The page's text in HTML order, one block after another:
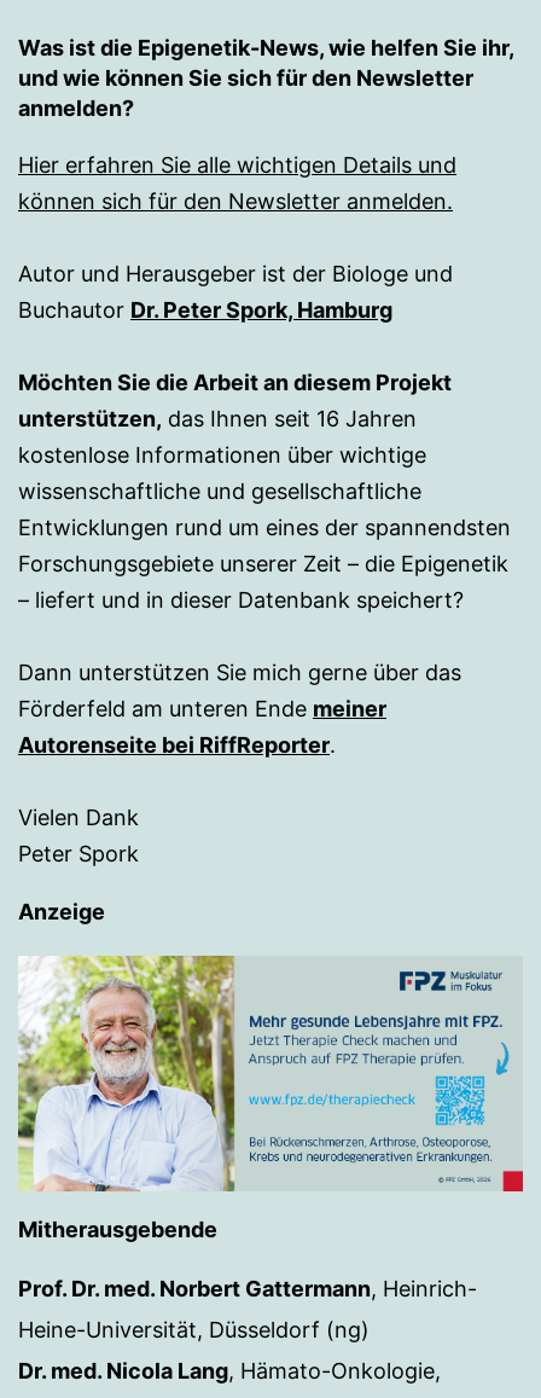
Was ist die Epigenetik-News, wie helfen Sie ihr,
und wie können Sie sich für den Newsletter
anmelden?
Hier erfahren Sie alle wichtigen Details und
können sich für den Newsletter anmelden.
Autor und Herausgeber ist der Biologe und
Buchautor Dr. Peter Spork, Hamburg
Möchten Sie die Arbeit an diesem Projekt
unterstützen, das Ihnen seit 16 Jahren
kostenlose Informationen über wichtige
wissenschaftliche und gesellschaftliche
Entwicklungen rund um eines der spannendsten
Forschungsgebiete unserer Zeit – die Epigenetik
– liefert und in dieser Datenbank speichert?
Dann unterstützen Sie mich gerne über das
Förderfeld am unteren Ende meiner
Autorenseite bei RiffReporter.
Vielen Dank
Peter Spork
Anzeige
Mitherausgebende
Prof. Dr. med. Norbert Gattermann, Heinrich-
Heine-Universität, Düsseldorf (ng)
Dr. med. Nicola Lang, Hämato-Onkologie,